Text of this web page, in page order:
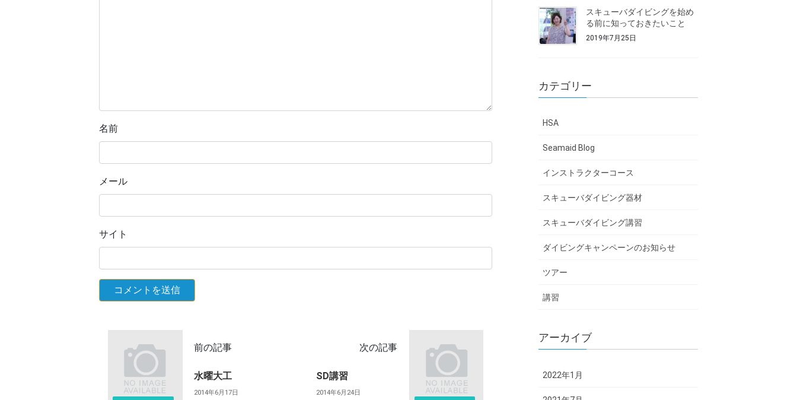
名前
メール
サイト
前の記事
水曜大工
2014年6月17日
次の記事
SD講習
2014年6月24日
スキューバダイビングを始め
る前に知っておきたいこと
2019年7月25日
カテゴリー
HSA
Seamaid Blog
インストラクターコース
スキューバダイビング器材
スキューバダイビング講習
ダイビングキャンペーンのお知らせ
ツアー
講習
アーカイブ
2022年1月